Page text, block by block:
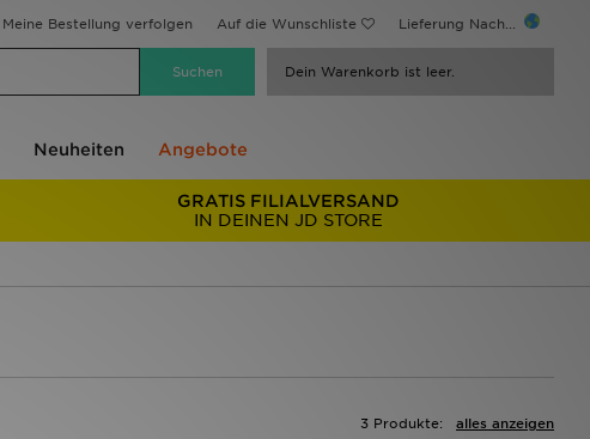
Meine Bestellung verfolgen Auf die Wunschliste Lieferung Nach...
Dein Warenkorb ist leer.
Neuheiten Angebote
GRATIS FILIALVERSAND
IN DEINEN JD STORE
alles anzeigen
3 Produkte: